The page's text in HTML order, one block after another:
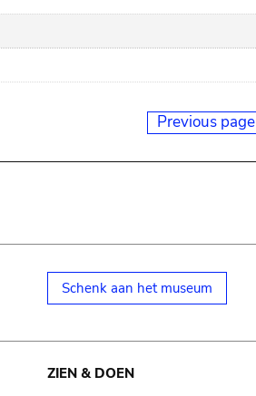
Previous page
Schenk aan het museum
ZIEN & DOEN